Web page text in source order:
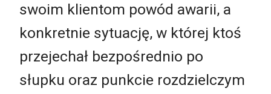
swoim klientom powód awarii, a
konkretnie sytuację, w której ktoś
przejechał bezpośrednio po
słupku oraz punkcie rozdzielczym